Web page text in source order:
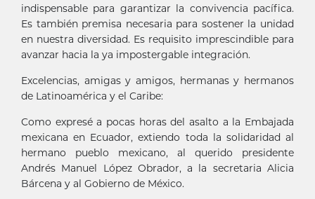
indispensable para garantizar la convivencia pacífica.
Es también premisa necesaria para sostener la unidad
en nuestra diversidad. Es requisito imprescindible para
avanzar hacia la ya impostergable integración.
Excelencias, amigas y amigos, hermanas y hermanos
de Latinoamérica y el Caribe:
Como expresé a pocas horas del asalto a la Embajada
mexicana en Ecuador, extiendo toda la solidaridad al
hermano pueblo mexicano, al querido presidente
Andrés Manuel López Obrador, a la secretaria Alicia
Bárcena y al Gobierno de México.